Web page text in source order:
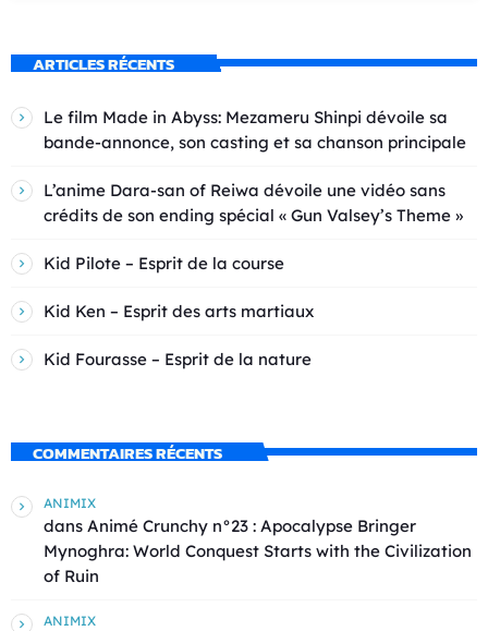
ARTICLES RÉCENTS
Le film Made in Abyss: Mezameru Shinpi dévoile sa
bande-annonce, son casting et sa chanson principale
L’anime Dara-san of Reiwa dévoile une vidéo sans
crédits de son ending spécial « Gun Valsey’s Theme »
Kid Pilote – Esprit de la course
Kid Ken – Esprit des arts martiaux
Kid Fourasse – Esprit de la nature
COMMENTAIRES RÉCENTS
ANIMIX
dans Animé Crunchy n°23 : Apocalypse Bringer
Mynoghra: World Conquest Starts with the Civilization
of Ruin
ANIMIX